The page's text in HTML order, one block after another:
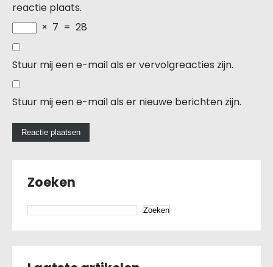
reactie plaats.
× 7 = 28
Stuur mij een e-mail als er vervolgreacties zijn.
Stuur mij een e-mail als er nieuwe berichten zijn.
Zoeken
Zoeken